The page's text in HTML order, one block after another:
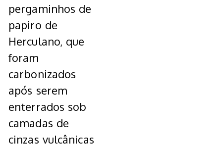
pergaminhos de
papiro de
Herculano, que
foram
carbonizados
após serem
enterrados sob
camadas de
cinzas vulcânicas